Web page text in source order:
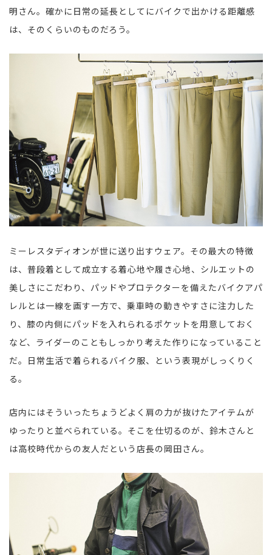
明さん。確かに日常の延長としてにバイクで出かける距離感
は、そのくらいのものだろう。
ミーレスタディオンが世に送り出すウェア。その最大の特徴
は、普段着として成立する着心地や履き心地、シルエットの
美しさにこだわり、パッドやプロテクターを備えたバイクアパ
レルとは一線を画す一方で、乗車時の動きやすさに注力した
り、膝の内側にパッドを入れられるポケットを用意しておく
など、ライダーのこともしっかり考えた作りになっていること
だ。日常生活で着られるバイク服、という表現がしっくりく
る。
店内にはそういったちょうどよく肩の力が抜けたアイテムが
ゆったりと並べられている。そこを仕切るのが、鈴木さんと
は高校時代からの友人だという店長の岡田さん。